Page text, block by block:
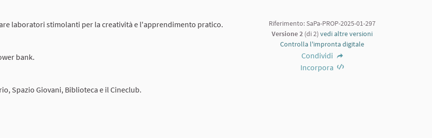
laboratori stimolanti per la creatività e l'apprendimento pratico.
bank.
Spazio Giovani, Biblioteca e il Cineclub.
Riferimento: SaPa-PROP-2025-01-297
Versione 2 (di 2) vedi altre versioni
Controlla l'impronta digitale
Condividi
Incorpora